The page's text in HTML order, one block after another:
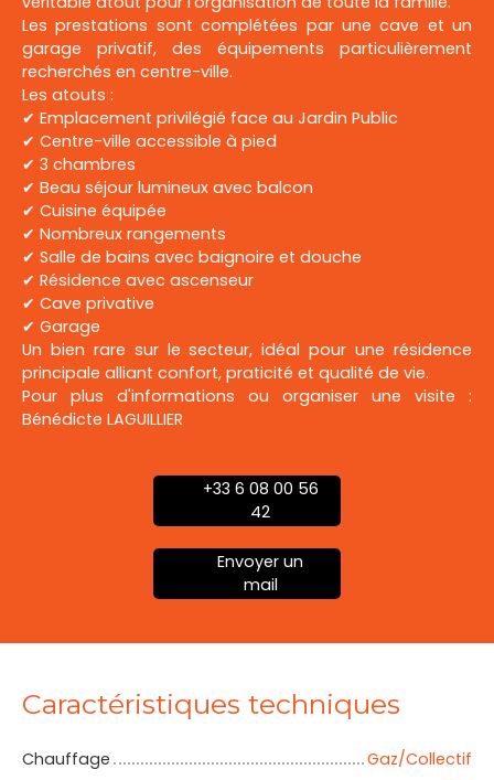
Les prestations sont complétées par une cave et un
garage privatif, des équipements particulièrement
recherchés en centre-ville.
Les atouts :
✔ Emplacement privilégié face au Jardin Public
✔ Centre-ville accessible à pied
✔ 3 chambres
✔ Beau séjour lumineux avec balcon
✔ Cuisine équipée
✔ Nombreux rangements
✔ Salle de bains avec baignoire et douche
✔ Résidence avec ascenseur
✔ Cave privative
✔ Garage
Un bien rare sur le secteur, idéal pour une résidence
principale alliant confort, praticité et qualité de vie.
Pour plus d'informations ou organiser une visite :
Bénédicte LAGUILLIER
+33 6 08 00 56
42
Envoyer un
mail
Caractéristiques techniques
Chauffage
Gaz/Collectif